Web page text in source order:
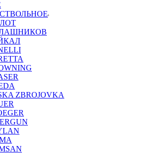
ZBROJOVKA